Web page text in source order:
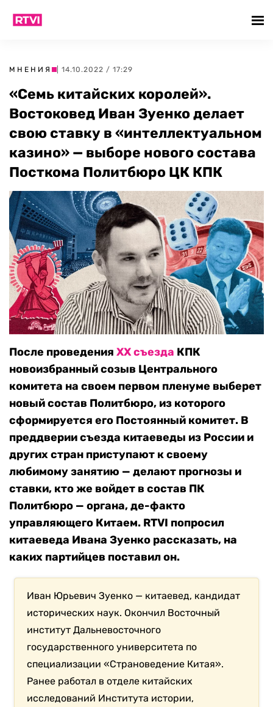
МНЕНИЯ | 14.10.2022 / 17:29
«Семь китайских королей».
Востоковед Иван Зуенко делает
свою ставку в «интеллектуальном
казино» — выборе нового состава
Посткома Политбюро ЦК КПК
После проведения XX съезда КПК
новоизбранный созыв Центрального
комитета на своем первом пленуме выберет
новый состав Политбюро, из которого
сформируется его Постоянный комитет. В
преддверии съезда китаеведы из России и
других стран приступают к своему
любимому занятию — делают прогнозы и
ставки, кто же войдет в состав ПК
Политбюро — органа, де-факто
управляющего Китаем. RTVI попросил
китаеведа Ивана Зуенко рассказать, на
каких партийцев поставил он.
Иван Юрьевич Зуенко — китаевед, кандидат
исторических наук. Окончил Восточный
институт Дальневосточного
государственного университета по
специализации «Страноведение Китая».
Ранее работал в отделе китайских
исследований Института истории,